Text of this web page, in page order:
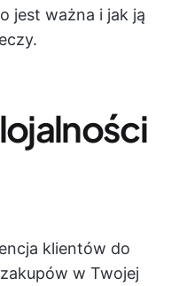
jest ważna i jak ją
klientów do
w Twojej